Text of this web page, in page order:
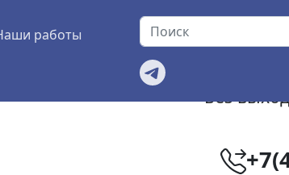
работы
Без